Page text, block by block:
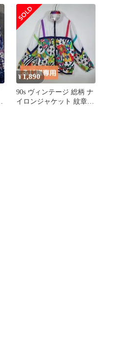
¥1,890
90s ヴィンテージ 総柄 ナ
イロンジャケット 紋章柄